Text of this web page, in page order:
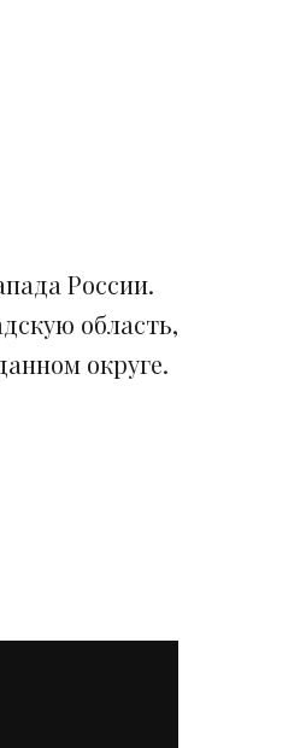
России.
область,
округе.